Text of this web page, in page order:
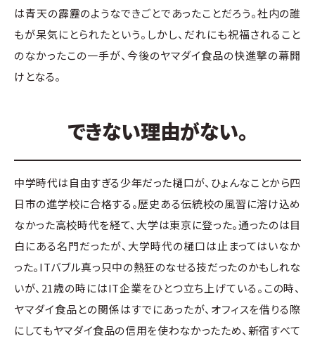
は青天の霹靂のようなできごとであったことだろう。社内の誰
もが呆気にとられたという。しかし、だれにも祝福されること
のなかったこの一手が、今後のヤマダイ食品の快進撃の幕開
けとなる。
できない理由がない。
中学時代は自由すぎる少年だった樋口が、ひょんなことから四
日市の進学校に合格する。歴史ある伝統校の風習に溶け込め
なかった高校時代を経て、大学は東京に登った。通ったのは目
白にある名門だったが、大学時代の樋口は止まってはいなか
った。ITバブル真っ只中の熱狂のなせる技だったのかもしれな
いが、21歳の時にはIT企業をひとつ立ち上げている。この時、
ヤマダイ食品との関係はすでにあったが、オフィスを借りる際
にしてもヤマダイ食品の信用を使わなかったため、新宿すべて